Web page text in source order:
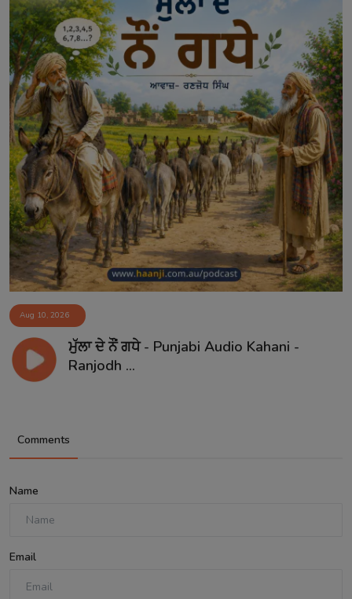
Aug 10, 2026
ਮੁੱਲਾ ਦੇ ਨੌਂ ਗਧੇ - Punjabi Audio Kahani -
Ranjodh ...
Comments
Name
Email